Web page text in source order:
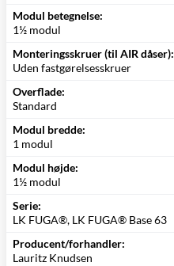
Modul betegnelse:
1½ modul
Monteringsskruer (til AIR dåser):
Uden fastgørelsesskruer
Overflade:
Standard
Modul bredde:
1 modul
Modul højde:
1½ modul
Serie:
LK FUGA®, LK FUGA® Base 63
Producent/forhandler:
Lauritz Knudsen